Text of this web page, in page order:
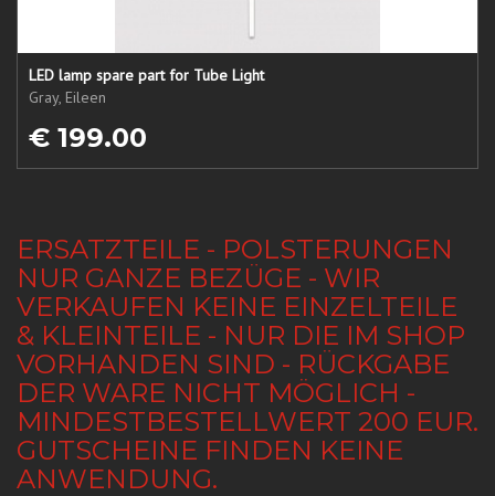
LED lamp spare part for Tube Light
Gray, Eileen
€ 199.00
ERSATZTEILE - POLSTERUNGEN
NUR GANZE BEZÜGE - WIR
VERKAUFEN KEINE EINZELTEILE
& KLEINTEILE - NUR DIE IM SHOP
VORHANDEN SIND - RÜCKGABE
DER WARE NICHT MÖGLICH -
MINDESTBESTELLWERT 200 EUR.
GUTSCHEINE FINDEN KEINE
ANWENDUNG.